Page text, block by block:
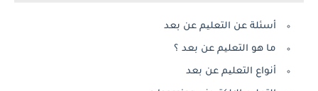
أسئلة عن اﻟﺘﻌﻠﯿﻢ عن ﺑﻌﺪ
ما هو اﻟﺘﻌﻠﯿﻢ ﻋﻦ ﺑﻌﺪ ؟
أنواع اﻟﺘﻌﻠﯿﻢ ﻋﻦ ﺑﻌﺪ